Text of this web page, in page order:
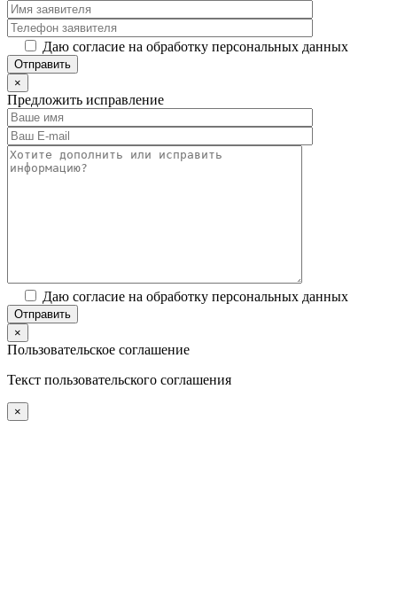
Даю согласие на обработку персональных данных
×
Предложить исправление
Даю согласие на обработку персональных данных
×
Пользовательское соглашение
Текст пользовательского соглашения
×